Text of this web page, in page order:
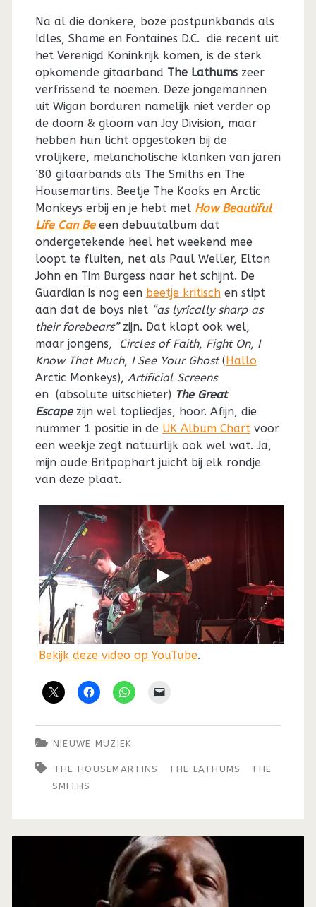
Na al die donkere, boze postpunkbands als
Idles, Shame en Fontaines D.C. die recent uit
het Verenigd Koninkrijk komen, is de sterk
opkomende gitaarband The Lathumszeer
verfrissend te noemen. Deze jongemannen
uit Wigan borduren namelijk niet verder op
de doom & gloom van Joy Division, maar
hebben hun licht opgestoken bij de
vrolijkere, melancholische klanken van jaren
’80 gitaarbands als The Smiths en The
Housemartins. Beetje The Kooks en Arctic
Monkeys erbij en je hebt met How Beautiful
Life Can Beeen debuutalbum dat
ondergetekende heel het weekend mee
loopt te fluiten, net als Paul Weller, Elton
John en Tim Burgess naar het schijnt. De
Guardian is nog een beetje kritischen stipt
aan dat de boys niet “as lyrically sharp as
their forebears”zijn. Dat klopt ook wel,
maar jongens,
Circles of Faith, Fight On, I
Know That Much, I See Your Ghost( Hallo
Arctic Monkeys), Artificial Screens
en (absolute uitschieter)The Great
Escapezijn wel topliedjes, hoor. Afijn, die
nummer 1 positie in de UK Album Chartvoor
een weekje zegt natuurlijk ook wel wat. Ja,
mijn oude Britpophart juicht bij elk rondje
van deze plaat.
Bekijk deze video op YouTube.
NIEUWE MUZIEK
THE HOUSEMARTINS THE LATHUMS
THE
SMITHS